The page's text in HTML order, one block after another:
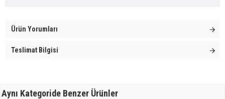
Ürün Yorumları
Teslimat Bilgisi
Aynı Kategoride Benzer Ürünler